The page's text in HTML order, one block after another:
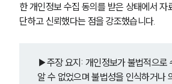
한 개인정보 수집 동의를 받은 상태에서 자
단하고 신뢰했다는 점을 강조했습니다.
▶주장 요지: 개인정보가 불법적으로
알 수 없었으며 불법성을 인식하거나